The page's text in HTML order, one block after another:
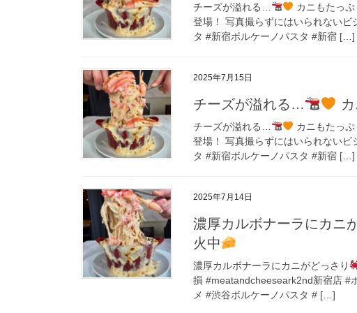
チーズが溢れる… カニもたっぷ
登場！ 写真撮らずにはいられない
タ #新宿ボルケーノパスタ #新宿 […]
2025年7月15日
チーズが溢れる…
チーズが溢れる… カニもたっぷ
登場！ 写真撮らずにはいられない
タ #新宿ボルケーノパスタ #新宿 […]
2025年7月14日
濃厚カルボナーラにカニ
火中
濃厚カルボナーラにカニがどっさり
損 #meatandcheeseark2nd新宿店 #
メ #渋谷ボルケーノパスタ # […]